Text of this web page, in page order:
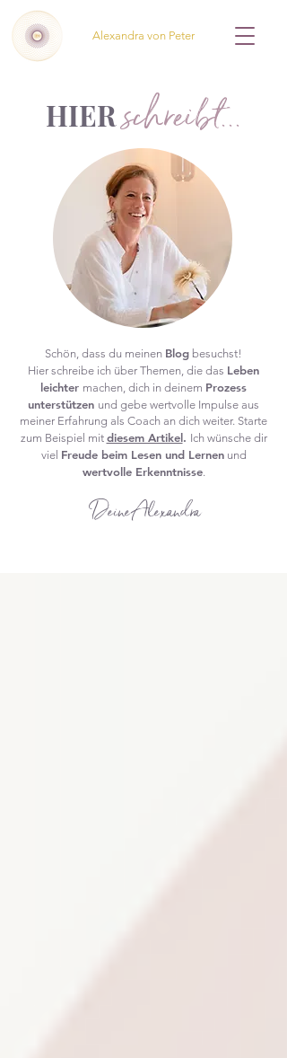
Alexandra von Peter
HIERschreibt...
Schön, dass du meinen Blog besuchst!
Hier schreibe ich über Themen, die das Leben
leichter machen, dich in deinem Prozess
unterstützen und gebe wertvolle Impulse aus
meiner Erfahrung als Coach an dich weiter. Starte
zum Beispiel mit diesem Artikel. Ich wünsche dir
viel Freude beim Lesen und Lernenund
wertvolle Erkenntnisse.
Deine Alexandra